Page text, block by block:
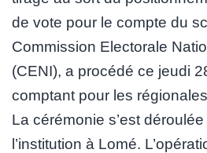
de vote pour le compte du
Commission Electorale
(CENI), a procédé ce jeudi
comptant pour les
La cérémonie s’est
l’institution à Lomé.